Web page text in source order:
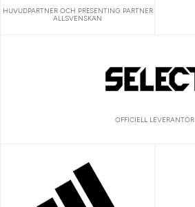
HUVUDPARTNER OCH PRESENTING PARTNER
ALLSVENSKAN
OFFICIELL LEVERANTÖR